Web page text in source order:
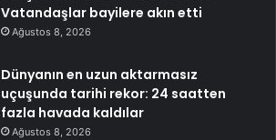
Vatandaşlar bayilere akın etti
Ağustos 8, 2026
Dünyanın en uzun aktarmasız
uçuşunda tarihi rekor: 24 saatten
fazla havada kaldılar
Ağustos 8, 2026